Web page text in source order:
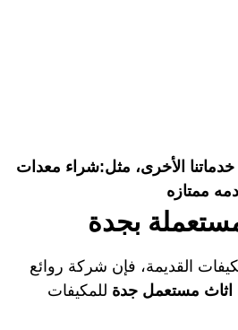
الأخرى، مثل:شراء معدات
ممتازه
بجدة
القديمة، فإن شركة روائع
اثاث مستعمل جدة للمكيفات